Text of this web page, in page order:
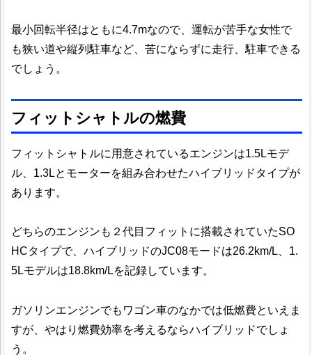
最小回転半径はともに4.7mなので、運転が苦手な女性で
も狭い道や縦列駐車など、苦にならずに走行、駐車できる
でしょう。
フィットシャトルの燃費
フィットシャトルに用意されているエンジンは1.5Lモデ
ル、1.3Lとモーターを組み合わせたハイブリッドタイプが
あります。
どちらのエンジンも２代目フィットに搭載されていたSO
HCタイプで、ハイブリッドのJC08モードは26.2km/L、1.
5Lモデルは18.8km/Lを記録しています。
ガソリンエンジンでもワゴン車のなかでは低燃費といえま
すが、やはり燃費効率を考えるならハイブリッドでしょ
う。